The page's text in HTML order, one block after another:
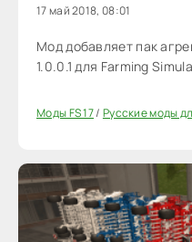
17 май 2018, 08:01
Мод добавляет пак
1.0.0.1 для Farming
Моды FS 17/ Русские моды